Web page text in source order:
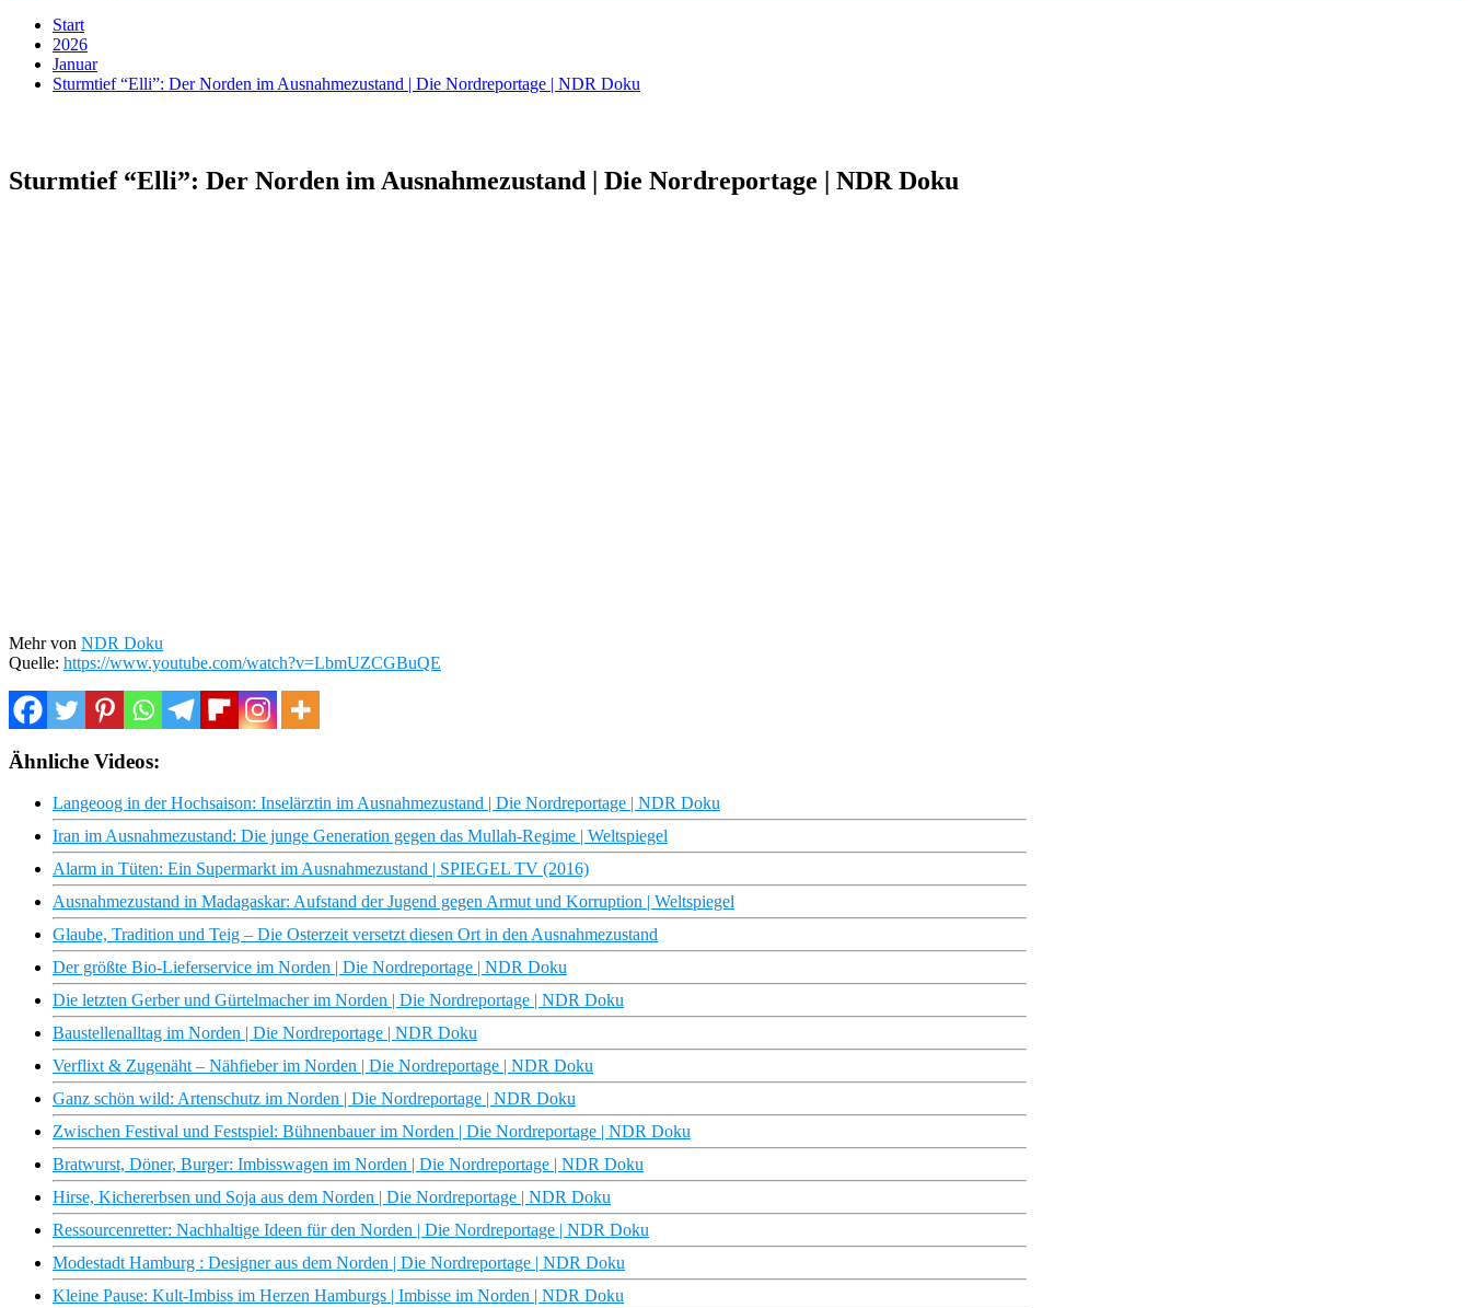
Start
2026
Januar
Sturmtief “Elli”: Der Norden im Ausnahmezustand | Die Nordreportage | NDR Doku
Sturmtief “Elli”: Der Norden im Ausnahmezustand | Die Nordreportage | NDR Doku
Mehr von NDR Doku
Quelle: https://www.youtube.com/watch?v=LbmUZCGBuQE
Ähnliche Videos:
Langeoog in der Hochsaison: Inselärztin im Ausnahmezustand | Die Nordreportage | NDR Doku
Iran im Ausnahmezustand: Die junge Generation gegen das Mullah-Regime | Weltspiegel
Alarm in Tüten: Ein Supermarkt im Ausnahmezustand | SPIEGEL TV (2016)
Ausnahmezustand in Madagaskar: Aufstand der Jugend gegen Armut und Korruption | Weltspiegel
Glaube, Tradition und Teig – Die Osterzeit versetzt diesen Ort in den Ausnahmezustand
Der größte Bio-Lieferservice im Norden | Die Nordreportage | NDR Doku
Die letzten Gerber und Gürtelmacher im Norden | Die Nordreportage | NDR Doku
Baustellenalltag im Norden | Die Nordreportage | NDR Doku
Verflixt & Zugenäht – Nähfieber im Norden | Die Nordreportage | NDR Doku
Ganz schön wild: Artenschutz im Norden | Die Nordreportage | NDR Doku
Zwischen Festival und Festspiel: Bühnenbauer im Norden | Die Nordreportage | NDR Doku
Bratwurst, Döner, Burger: Imbisswagen im Norden | Die Nordreportage | NDR Doku
Hirse, Kichererbsen und Soja aus dem Norden | Die Nordreportage | NDR Doku
Ressourcenretter: Nachhaltige Ideen für den Norden | Die Nordreportage | NDR Doku
Modestadt Hamburg : Designer aus dem Norden | Die Nordreportage | NDR Doku
Kleine Pause: Kult-Imbiss im Herzen Hamburgs | Imbisse im Norden | NDR Doku